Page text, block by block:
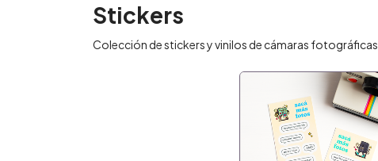
Stickers
Colección de stickers y vinilos de cámaras fotográficas.